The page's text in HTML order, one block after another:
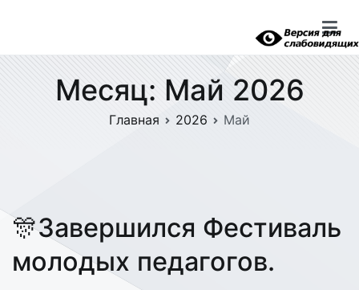
Месяц: Май 2026
Главная 2026 Май
🎊Завершился Фестиваль
молодых педагогов.